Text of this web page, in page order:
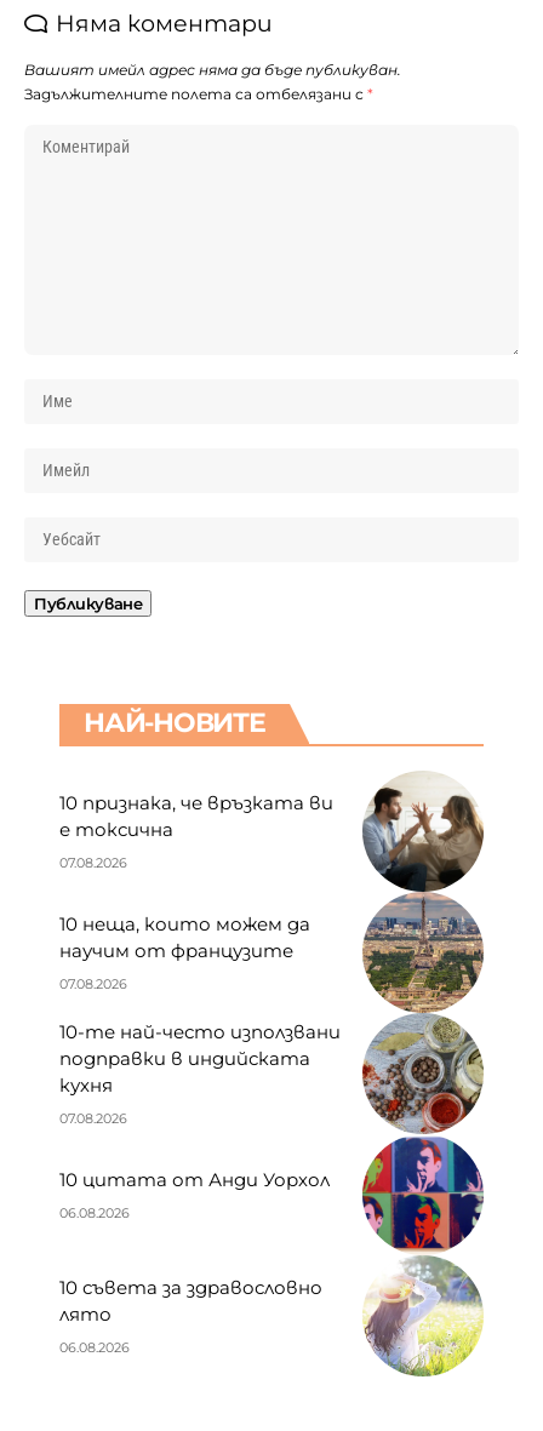
Няма коментари
Вашият имейл адрес няма да бъде публикуван.
Задължителните полета са отбелязани с *
НАЙ-НОВИТЕ
10 признака, че връзката ви
е токсична
07.08.2026
10 неща, които можем да
научим от французите
07.08.2026
10-те най-често използвани
подправки в индийската
кухня
07.08.2026
10 цитата от Анди Уорхол
06.08.2026
10 съвета за здравословно
лято
06.08.2026